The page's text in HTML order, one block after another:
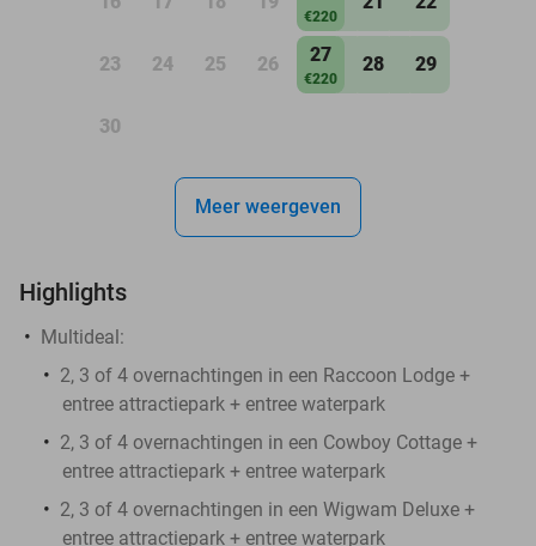
€220
23 24 25 26 27
€220
28 29
30
Meer weergeven
Highlights
Multideal:
2, 3 of 4 overnachtingen in een Raccoon Lodge +
entree attractiepark + entree waterpark
2, 3 of 4 overnachtingen in een Cowboy Cottage +
entree attractiepark + entree waterpark
2, 3 of 4 overnachtingen in een Wigwam Deluxe +
entree attractiepark + entree waterpark